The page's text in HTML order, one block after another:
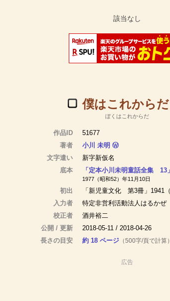
僕はこれからだ
ぼくはこれからだ
作品ID
51677
著者
小川 未明 Ⓦ
文字遣い
新字新仮名
底本
「定本小川未明童話全集
1977（昭和52）年11月10日
初出
「新児童文化 第3冊」1941
入力者
特定非営利活動法人はるかぜ
校正者
酒井裕二
公開 / 更新
2018-05-11 / 2018-04-26
長さの目安
約 18 ページ （500字/頁で計算）
広告